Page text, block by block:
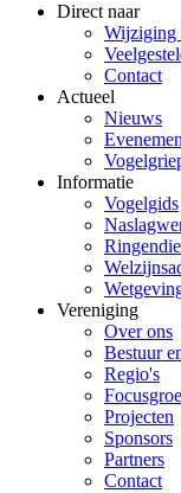
Direct naar
Wijziging
Contact
Actueel
Nieuws
Informatie
Vogelgids
Vereniging
Over ons
Bestuur
Regio's
Projecten
Sponsors
Partners
Contact